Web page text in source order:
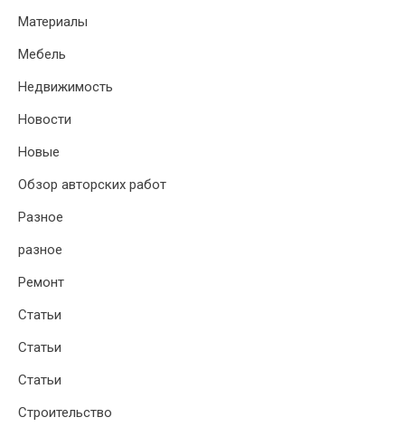
Материалы
Мебель
Недвижимость
Новости
Новые
Обзор авторских работ
Разное
разное
Ремонт
Статьи
Статьи
Статьи
Строительство